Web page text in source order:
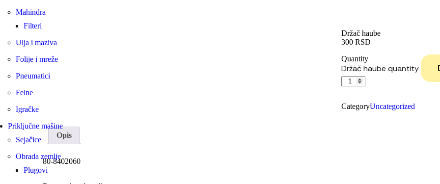
Mahindra
Filteri
Ulja i maziva
Folije i mreže
Pneumatici
Felne
Igračke
Priključne mašine
Sejačice
Obrada zemlje
Plugovi
Držač haube
300RSD
Quantity
Držač haube quantity
CategoryUncategorized
Opis
80-8402060